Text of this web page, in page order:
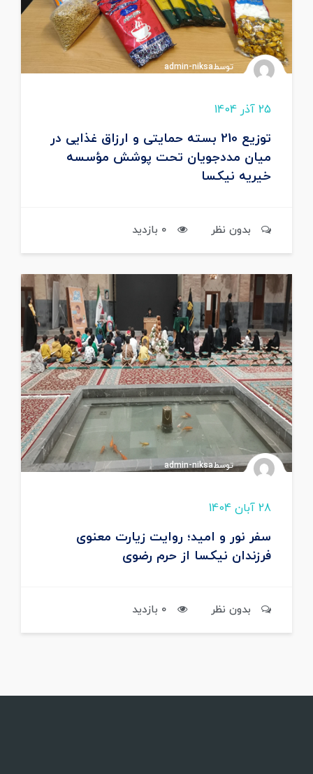
توسطadmin-niksa
25 آذر 1404
توزیع 210 بسته حمایتی و ارزاق غذایی در
میان مددجویان تحت پوشش مؤسسه
خیریه نیکسا
بدون نظر 0 بازدید
توسطadmin-niksa
28 آبان 1404
سفر نور و امید؛ روایت زیارت معنوی
فرزندان نیکسا از حرم رضوی
بدون نظر 0 بازدید